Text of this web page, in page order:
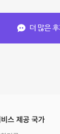
더 많은 후
스 제공 국가